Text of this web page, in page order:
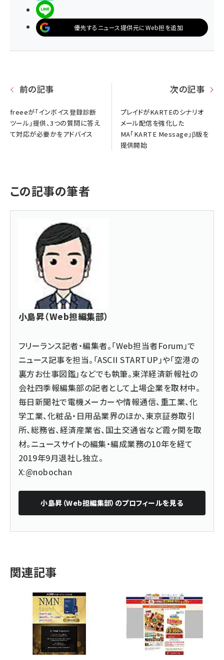
優先するニュース提供元にWeb担を追加
前の記事
freeeが「インボイス登録診断
ツール」提供、3つの質問に答え
て対応が必要かをアドバイス
次の記事
プレイドがKARTEのシナリオ
メール配信を強化した
MA「KARTE Message」β版を
提供開始
この記事の筆者
小島昇（Web担編集部）
フリーランス記者・編集者。「Web担当者Forum」で
ニュース記事を担当。「ASCII STARTUP」や「空港の
裏方お仕事図鑑」などでも執筆。東洋経済新報社の
会社四季報編集部の記者として上場企業を取材中。
毎日新聞社で電機メーカーや情報通信、重工業、化
学工業、化粧品・日用品業界のほか、東京証券取引
所、総務省、経済産業省、国土交通省など霞ヶ関を取
材。ニュースサイトの編集・編成業務の10年を経て
2019年9月退社し独立。
X:@nobochan
小島昇（Web担編集部） のプロフィールを見る
関連記事